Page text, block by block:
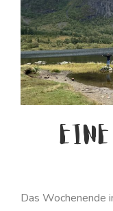
Das Wochenende